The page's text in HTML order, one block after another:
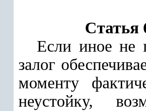
Статья
Если иное не
залог
моменту
неустойку,